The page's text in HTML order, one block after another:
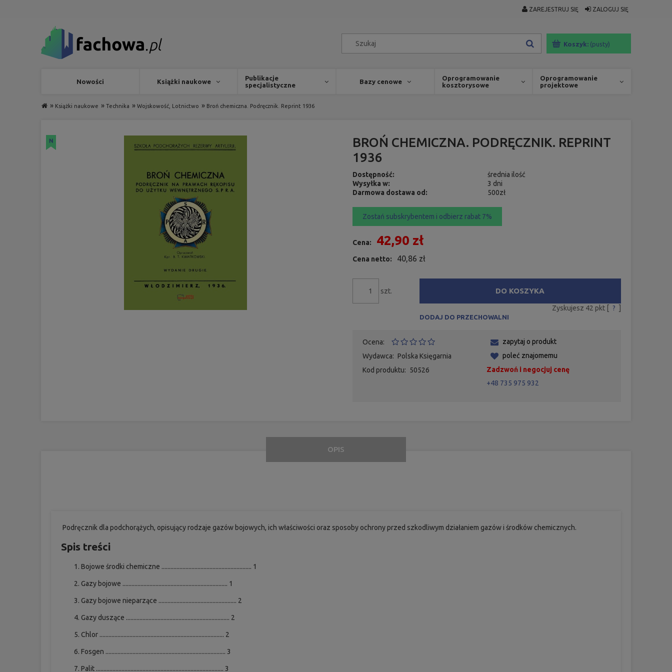
ZAREJESTRUJ SIĘ ZALOGUJ SIĘ
Koszyk: (pusty)
Nowości Książki naukowe
Publikacje
specjalistyczne
Bazy cenowe
Oprogramowanie
kosztorysowe
Oprogramowanie
projektowe
» Książki naukowe » Technika » Wojskowość, Lotnictwo » Broń chemiczna. Podręcznik. Reprint 1936
BROŃ CHEMICZNA. PODRĘCZNIK. REPRINT
1936
Dostępność:
średnia ilość
Wysyłka w:
3 dni
Darmowa dostawa od:
500zł
Zostań subskrybentem i odbierz rabat 7%
Cena: 42,90 zł
Cena netto: 40,86 zł
szt. DO KOSZYKA
Zyskujesz 42 pkt [ ?
DODAJ DO PRZECHOWALNI
Ocena:
Wydawca: Polska Księgarnia
Kod produktu: 50526
zapytaj o produkt
poleć znajomemu
Zadzwoń i negocjuj cenę
+48 735 975 932
OPIS
Podręcznik dla podchorążych, opisujący rodzaje gazów bojowych, ich właściwości oraz sposoby ochrony przed szkodliwym działaniem gazów i środków chemicznych.
Spis treści
Bojowe środki chemiczne ............................................................ 1
Gazy bojowe ...................................................................... 1
Gazy bojowe nieparzące .................................................... 2
Gazy duszące ..................................................................... 2
Chlor ................................................................................... 2
Fosgen ................................................................................ 3
Palit ..................................................................................... 3